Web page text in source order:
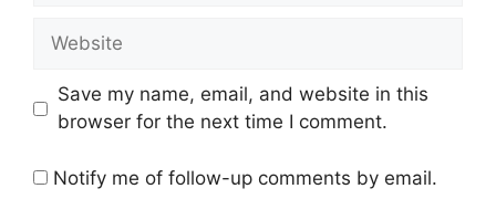
Website
Save my name, email, and website in this
browser for the next time I comment.
Notify me of follow-up comments by email.